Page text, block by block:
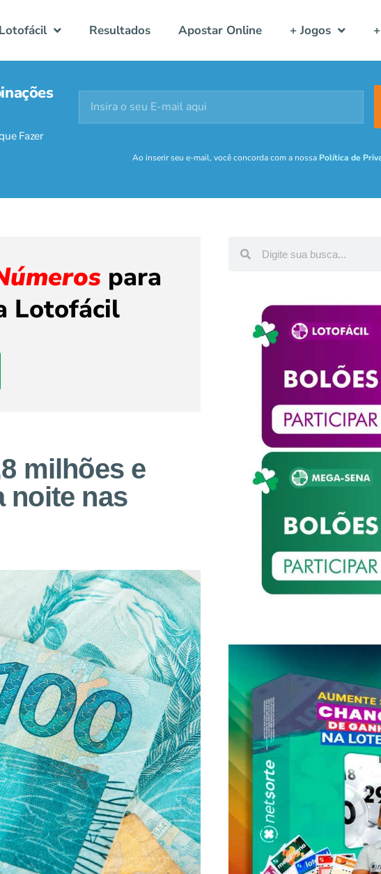
Lotofácil Resultados Apostar Online + Jogos
Fazer
Ao inserir seu e-mail, você concorda com a nossa Política de
para
Lotofácil
milhões e
noite nas